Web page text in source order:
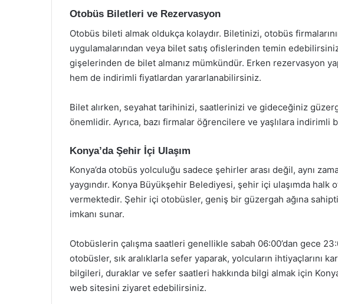
Otobüs Biletleri ve Rezervasyon
Otobüs bileti almak oldukça kolaydır. Biletinizi, otobüs
uygulamalarından veya bilet satış ofislerinden temin
gişelerinden de bilet almanız mümkündür. Erken rezervasyon
hem de indirimli fiyatlardan yararlanabilirsiniz.
Bilet alırken, seyahat tarihinizi, saatlerinizi ve gideceğiniz
önemlidir. Ayrıca, bazı firmalar öğrencilere ve yaşlılara indirimli
Konya’da Şehir İçi Ulaşım
Konya’da otobüs yolculuğu sadece şehirler arası değil, aynı
yaygındır. Konya Büyükşehir Belediyesi, şehir içi ulaşımda
vermektedir. Şehir içi otobüsler, geniş bir güzergah ağına
imkanı sunar.
Otobüslerin çalışma saatleri genellikle sabah 06:00’dan gece
otobüsler, sık aralıklarla sefer yaparak, yolcuların ihtiyaçlarını
bilgileri, duraklar ve sefer saatleri hakkında bilgi almak için
web sitesini ziyaret edebilirsiniz.